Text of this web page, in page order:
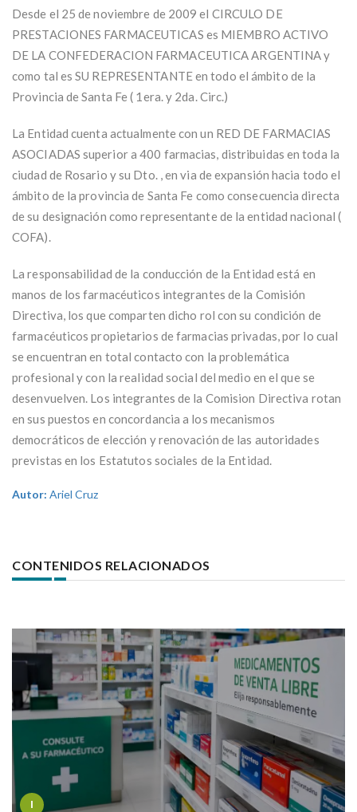
Desde el 25 de noviembre de 2009 el CIRCULO DE
PRESTACIONES FARMACEUTICAS es MIEMBRO ACTIVO
DE LA CONFEDERACION FARMACEUTICA ARGENTINA y
como tal es SU REPRESENTANTE en todo el ámbito de la
Provincia de Santa Fe ( 1era. y 2da. Circ.)
La Entidad cuenta actualmente con un RED DE FARMACIAS
ASOCIADAS superior a 400 farmacias, distribuidas en toda la
ciudad de Rosario y su Dto. , en via de expansión hacia todo el
ámbito de la provincia de Santa Fe como consecuencia directa
de su designación como representante de la entidad nacional (
COFA).
La responsabilidad de la conducción de la Entidad está en
manos de los farmacéuticos integrantes de la Comisión
Directiva, los que comparten dicho rol con su condición de
farmacéuticos propietarios de farmacias privadas, por lo cual
se encuentran en total contacto con la problemática
profesional y con la realidad social del medio en el que se
desenvuelven. Los integrantes de la Comision Directiva rotan
en sus puestos en concordancia a los mecanismos
democráticos de elección y renovación de las autoridades
previstas en los Estatutos sociales de la Entidad.
Autor: Ariel Cruz
CONTENIDOS RELACIONADOS
I